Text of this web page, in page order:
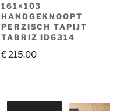
161×103
HANDGEKNOOPT
PERZISCH TAPIJT
TABRIZ ID6314
€215,00
AANBIEDING!